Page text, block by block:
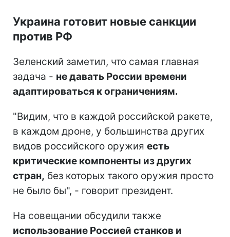
Украина готовит новые санкции
против РФ
Зеленский заметил, что самая главная
задача - не давать России времени
адаптироваться к ограничениям.
"Видим, что в каждой российской ракете,
в каждом дроне, у большинства других
видов российского оружия есть
критические компоненты из других
стран, без которых такого оружия просто
не было бы", - говорит президент.
На совещании обсудили также
использование Россией станков и